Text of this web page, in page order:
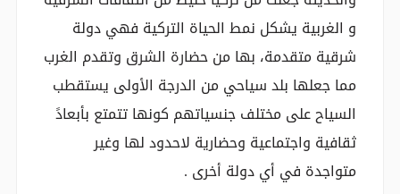
و الغربية يشكل نمط الحياة التركية فهي دولة
شرقية متقدمة، بها من حضارة الشرق وتقدم الغرب
مما جعلها بلد سياحي من الدرجة الأولى يستقطب
السياح على مختلف جنسياتهم كونها تتمتع بأبعادً
ثقافية واجتماعية وحضارية لاحدود لها وغير
متواجدة في أي دولة أخرى .